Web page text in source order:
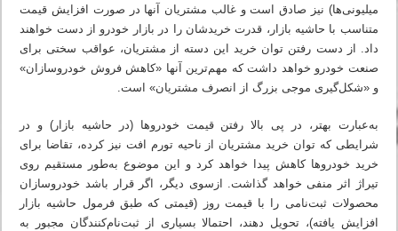
میلیونی‌ها) نیز صادق است و غالب مشتریان آنها در صورت افزایش قیمت
متناسب با حاشیه بازار، قدرت خریدشان را در بازار خودرو از دست خواهند
داد. از دست رفتن توان خرید این دسته از مشتریان، عواقب سختی برای
صنعت خودرو خواهد داشت که مهم‌ترین آنها «کاهش فروش خودروسازان»
و «شکل‌گیری موجی بزرگ از انصرف مشتریان» است.
به‌عبارت بهتر، در پی بالا رفتن قیمت خودروها (در حاشیه بازار) و در
شرایطی که توان خرید مشتریان از ناحیه تورم افت نیز کرده، تقاضا برای
خرید خودروها کاهش پیدا خواهد کرد و این موضوع به‌طور مستقیم روی
تیراژ اثر منفی خواهد گذاشت. ازسوی دیگر، اگر قرار باشد خودروسازان
محصولات ثبت‌نامی را با قیمت روز (قیمتی که طبق فرمول حاشیه بازار
افزایش یافته)، تحویل دهند، احتمالا بسیاری از ثبت‌نام‌کنندگان مجبور به